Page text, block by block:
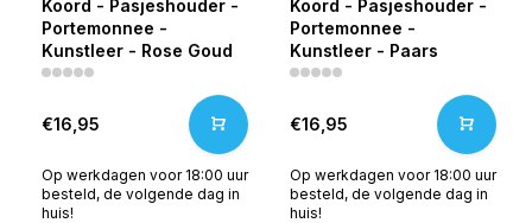
Koord - Pasjeshouder -
Portemonnee -
Kunstleer - Rose Goud
€16,95
Op werkdagen voor 18:00 uur
besteld, de volgende dag in
huis!
Koord - Pasjeshouder -
Portemonnee -
Kunstleer - Paars
€16,95
Op werkdagen voor 18:00 uur
besteld, de volgende dag in
huis!